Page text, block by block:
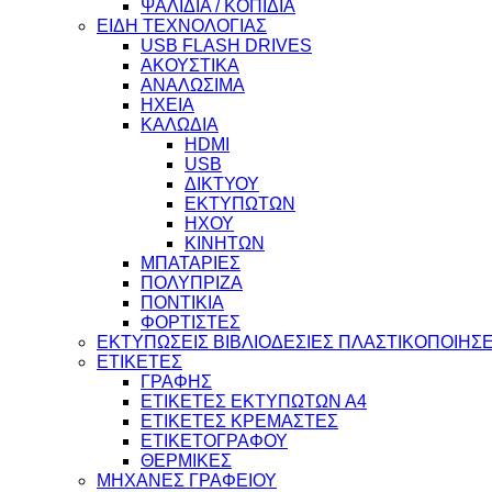
ΨΑΛΙΔΙΑ / ΚΟΠΙΔΙΑ
ΕΙΔΗ ΤΕΧΝΟΛΟΓΙΑΣ
USB FLASH DRIVES
ΑΚΟΥΣΤΙΚΑ
ΑΝΑΛΩΣΙΜΑ
ΗΧΕΙΑ
ΚΑΛΩΔΙΑ
HDMI
USB
ΔΙΚΤΥΟΥ
ΕΚΤΥΠΩΤΩΝ
ΗΧΟΥ
ΚΙΝΗΤΩΝ
ΜΠΑΤΑΡΙΕΣ
ΠΟΛΥΠΡΙΖΑ
ΠΟΝΤΙΚΙΑ
ΦΟΡΤΙΣΤΕΣ
ΕΚΤΥΠΩΣΕΙΣ ΒΙΒΛΙΟΔΕΣΙΕΣ
ΕΤΙΚΕΤΕΣ
ΓΡΑΦΗΣ
ΕΤΙΚΕΤΕΣ ΕΚΤΥΠΩΤΩΝ Α4
ΕΤΙΚΕΤΕΣ ΚΡΕΜΑΣΤΕΣ
ΕΤΙΚΕΤΟΓΡΑΦΟΥ
ΘΕΡΜΙΚΕΣ
ΜΗΧΑΝΕΣ ΓΡΑΦΕΙΟΥ